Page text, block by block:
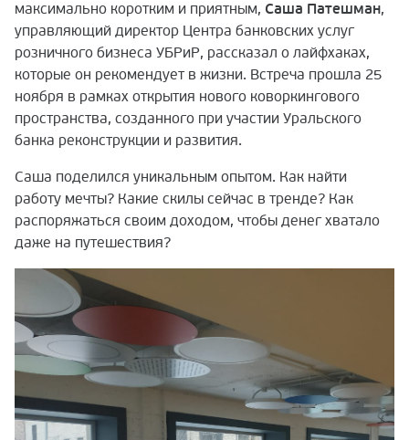
максимально коротким и приятным, Саша Патешман,
управляющий директор Центра банковских услуг
розничного бизнеса УБРиР, рассказал о лайфхаках,
которые он рекомендует в жизни. Встреча прошла 25
ноября в рамках открытия нового коворкингового
пространства, созданного при участии Уральского
банка реконструкции и развития.
Саша поделился уникальным опытом. Как найти
работу мечты? Какие скилы сейчас в тренде? Как
распоряжаться своим доходом, чтобы денег хватало
даже на путешествия?